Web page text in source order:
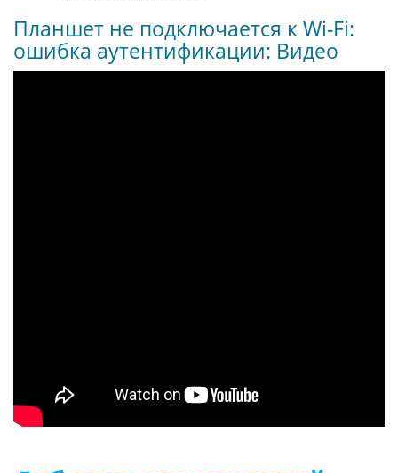
Планшет не подключается к Wi-Fi:
ошибка аутентификации: Видео